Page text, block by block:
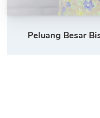
Peluang Besar